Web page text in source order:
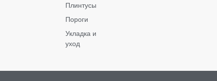
Плинтусы
Пороги
Укладка и
уход